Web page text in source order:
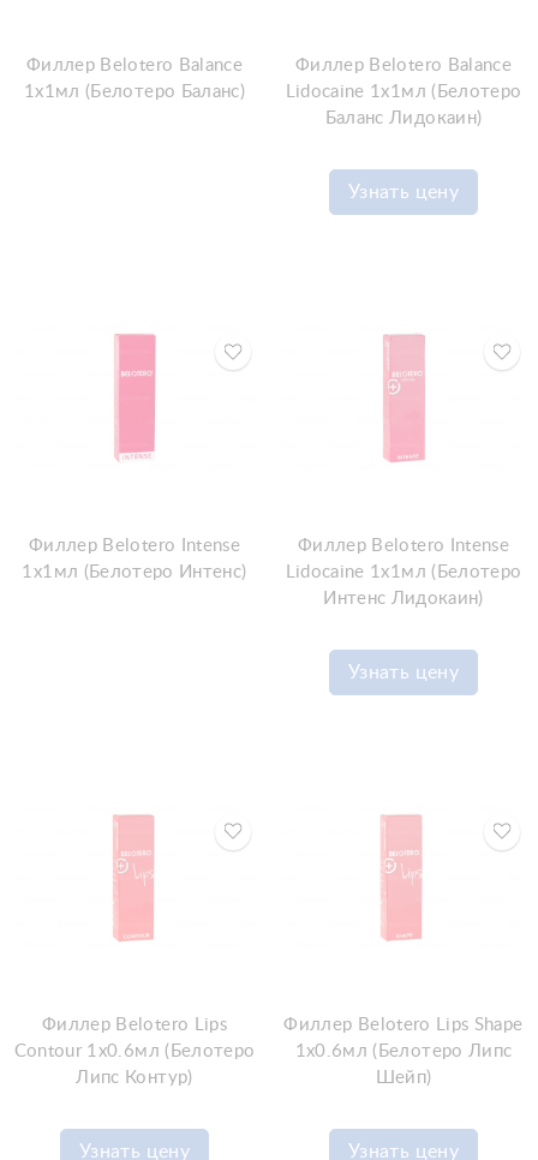
Филлер Belotero Balance
1x1мл (Белотеро Баланс)
Филлер Belotero Balance
Lidocaine 1x1мл (Белотеро
Баланс Лидокаин)
Узнать цену
Филлер Belotero Intense
1x1мл (Белотеро Интенс)
Филлер Belotero Intense
Lidocaine 1x1мл (Белотеро
Интенс Лидокаин)
Узнать цену
Филлер Belotero Lips
Contour 1x0.6мл (Белотеро
Липс Контур)
Узнать цену
Филлер Belotero Lips Shape
1x0.6мл (Белотеро Липс
Шейп)
Узнать цену